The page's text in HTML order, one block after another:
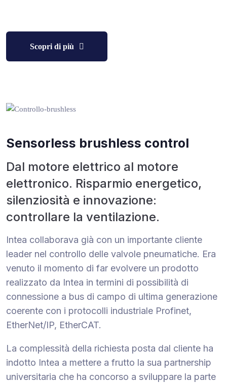
Scopri di più
Sensorless brushless control
Dal motore elettrico al motore
elettronico. Risparmio energetico,
silenziosità e innovazione:
controllare la ventilazione.
Intea collaborava già con un importante cliente
leader nel controllo delle valvole pneumatiche. Era
venuto il momento di far evolvere un prodotto
realizzato da Intea in termini di possibilità di
connessione a bus di campo di ultima generazione
coerente con i protocolli industriale Profinet,
EtherNet/IP, EtherCAT.
La complessità della richiesta posta dal cliente ha
indotto Intea a mettere a frutto la sua partnership
universitaria che ha concorso a sviluppare la parte